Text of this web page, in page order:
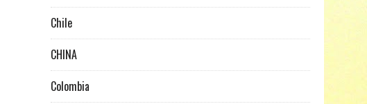
Chile
CHINA
Colombia